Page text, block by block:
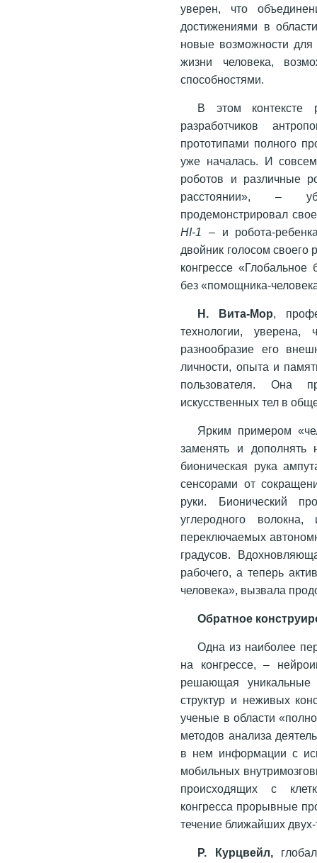
уверен, что
достижениями в
новые возможности для
жизни человека,
способностями.
В этом контексте
разработчиков
прототипами полного
уже началась. И
роботов и различные
расстоянии», –
продемонстрировал
НI-1
– и робота-
двойник голосом своего
конгрессе
без «помощника-
Н. Вита-Мор,
технологии, уверена,
разнообразие его
личности, опыта и
пользователя. Она
искусственных тел в
Ярким примером
заменять и дополнять
бионическая рука
сенсорами от
руки. Бионический
углеродного
переключаемых
градусов.
рабочего, а теперь
человека», вызвала
Обратное
Одна из наиболее
на конгрессе, –
решающая
структур и неживых
ученые в области
методов анализа
в нем информации с
мобильных
происходящих с
конгресса прорывные
течение ближайших
Р. Курцвейл,